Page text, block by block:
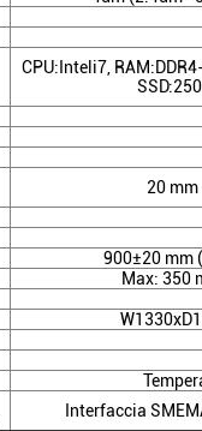
CPU:Inteli7,
20
900±20 mm
Max: 350
Interfaccia